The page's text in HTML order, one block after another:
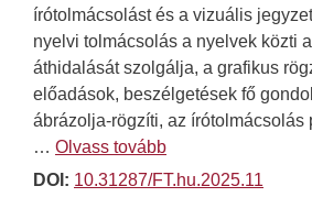
írótolmácsolást és a vizuális
nyelvi tolmácsolás a nyelvek közti
áthidalását szolgálja, a grafikus
előadások, beszélgetések fő
ábrázolja-rögzíti, az írótolmácsolás
… Olvass tovább
DOI: 10.31287/FT.hu.2025.11